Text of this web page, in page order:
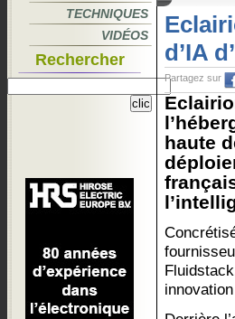
TECHNIQUES
VIDÉOS
Rechercher
d’IA
Partagez sur
haute